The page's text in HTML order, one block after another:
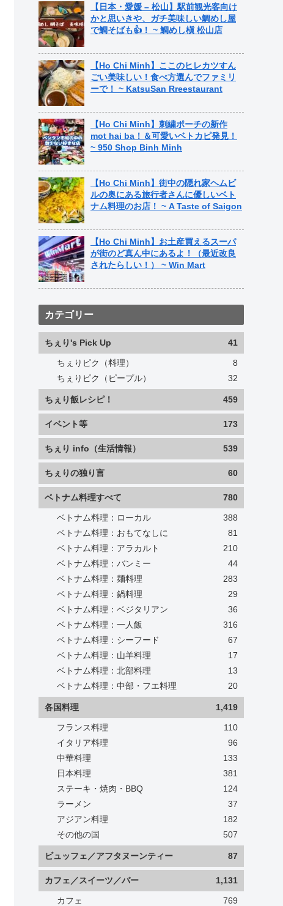
【日本・愛媛 – 松山】駅前観光客向け
かと思いきや、ガチ美味しい鯛めし屋
で鯛そばも👍！ ~ 鯛めし槇 松山店
【Ho Chi Minh】ここのヒレカツすん
ごい美味しい！食べ方選んでファミリ
ーで！ ~ KatsuSan Rreestaurant
【Ho Chi Minh】刺繍ポーチの新作
mot hai ba！＆可愛いベトカピ発見！
~ 950 Shop Binh Minh
【Ho Chi Minh】街中の隠れ家ヘムビ
ルの奥にある旅行者さんに優しいベト
ナム料理のお店！ ~ A Taste of Saigon
【Ho Chi Minh】お土産買えるスーパ
が街のど真ん中にあるよ！（最近改良
されたらしい！） ~ Win Mart
カテゴリー
ちぇり's Pick Up 41
ちぇりピク（料理）
8
ちぇりピク（ピープル）
32
ちぇり飯レシピ！ 459
イベント等 173
ちぇり info（生活情報） 539
ちぇりの独り言 60
ベトナム料理すべて 780
ベトナム料理：ローカル
388
ベトナム料理：おもてなしに
81
ベトナム料理：アラカルト
210
ベトナム料理：バンミー
44
ベトナム料理：麺料理
283
ベトナム料理：鍋料理
29
ベトナム料理：ベジタリアン
36
ベトナム料理：一人飯
316
ベトナム料理：シーフード
67
ベトナム料理：山羊料理
17
ベトナム料理：北部料理
13
ベトナム料理：中部・フエ料理
20
各国料理 1,419
フランス料理
110
イタリア料理
96
中華料理
133
日本料理
381
ステーキ・焼肉・BBQ
124
ラーメン
37
アジアン料理
182
その他の国
507
ビュッフェ／アフタヌーンティー 87
カフェ／スイーツ／バー 1,131
カフェ
769